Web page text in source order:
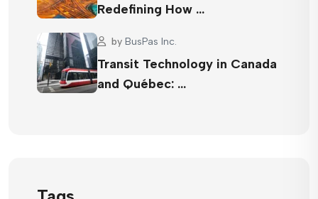
Redefining How …
by BusPas Inc.
Transit Technology in Canada
and Québec: …